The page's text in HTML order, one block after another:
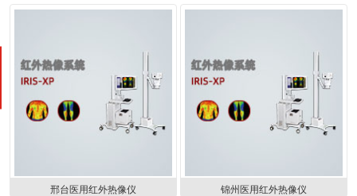
邢台医用红外热像仪 锦州医用红外热像仪